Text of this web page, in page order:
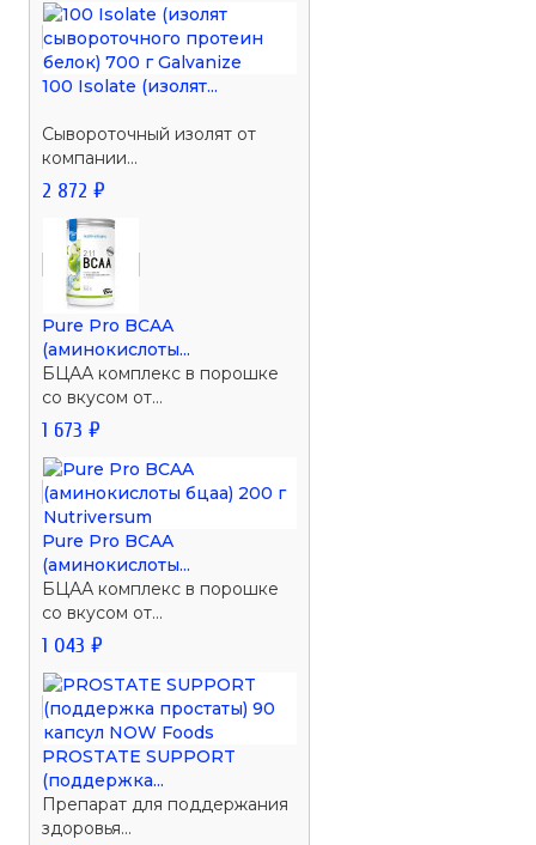
100 Isolate (изолят...
Сывороточный изолят от
компании...
2 872 ₽
Pure Pro BCAA
(аминокислоты...
БЦАА комплекс в порошке
со вкусом от...
1 673 ₽
Pure Pro BCAA
(аминокислоты...
БЦАА комплекс в порошке
со вкусом от...
1 043 ₽
PROSTATE SUPPORT
(поддержка...
Препарат для поддержания
здоровья...